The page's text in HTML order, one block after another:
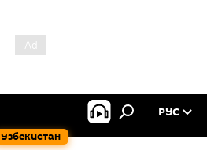
Узбекистан
РУС